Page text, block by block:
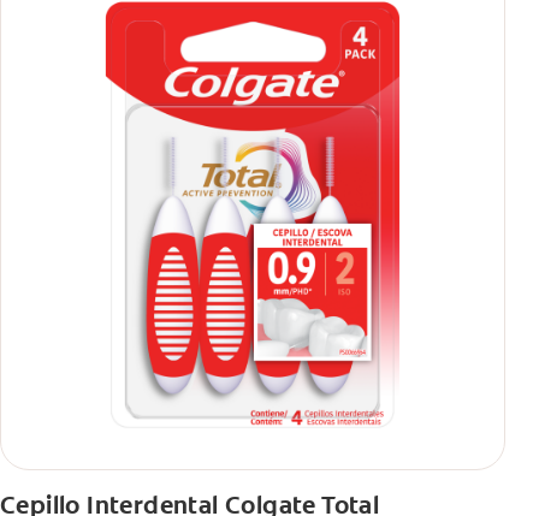
Cepillo Interdental Colgate Total